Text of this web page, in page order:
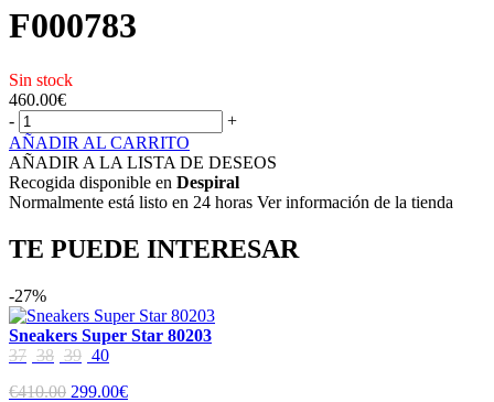
F000783
Sin stock
460.00€
-
+
AÑADIR AL CARRITO
AÑADIR A LA LISTA DE DESEOS
Recogida disponible en Despiral
Normalmente está listo en 24 horas Ver información de la tienda
TE PUEDE INTERESAR
-27%
Sneakers Super Star 80203
37 38 39 40
€410.00 299.00€